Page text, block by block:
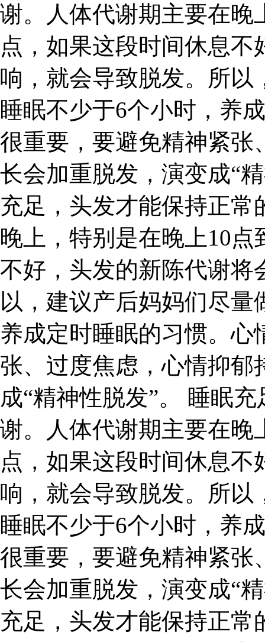
谢。人体代谢期主要在晚
点，如果这段时间休息
响，就会导致脱发。所以
睡眠不少于6个小时，养
很重要，要避免精神紧张
长会加重脱发，演变成“
充足，头发才能保持正
晚上，特别是在晚上10
不好，头发的新陈代谢将
以，建议产后妈妈们尽
养成定时睡眠的习惯。
张、过度焦虑，心情抑郁
成“精神性脱发”。 睡眠
谢。人体代谢期主要在晚
点，如果这段时间休息
响，就会导致脱发。所以
睡眠不少于6个小时，养
很重要，要避免精神紧张
长会加重脱发，演变成“
充足，头发才能保持正